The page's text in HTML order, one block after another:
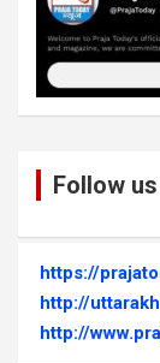
Follow
https://
http://
http://